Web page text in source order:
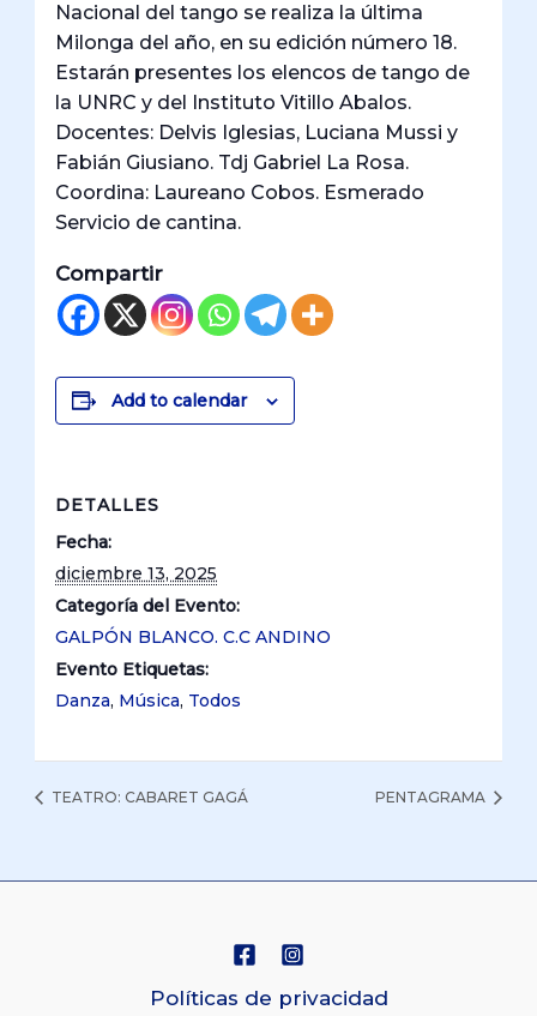
Nacional del tango se realiza la última
Milonga del año, en su edición número 18.
Estarán presentes los elencos de tango de
la UNRC y del Instituto Vitillo Abalos.
Docentes: Delvis Iglesias, Luciana Mussi y
Fabián Giusiano. Tdj Gabriel La Rosa.
Coordina: Laureano Cobos. Esmerado
Servicio de cantina.
Compartir
Add to calendar
DETALLES
Fecha:
diciembre 13, 2025
Categoría del Evento:
GALPÓN BLANCO. C.C ANDINO
Evento Etiquetas:
Danza, Música, Todos
TEATRO: CABARET GAGÁ PENTAGRAMA
Políticas de privacidad